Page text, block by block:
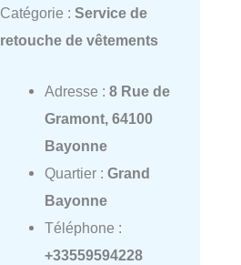
Catégorie : Service de
retouche de vêtements
Adresse : 8 Rue de
Gramont, 64100
Bayonne
Quartier : Grand
Bayonne
Téléphone :
+33559594228